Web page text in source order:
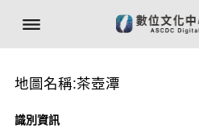
地圖名稱:茶壺潭
識別資訊